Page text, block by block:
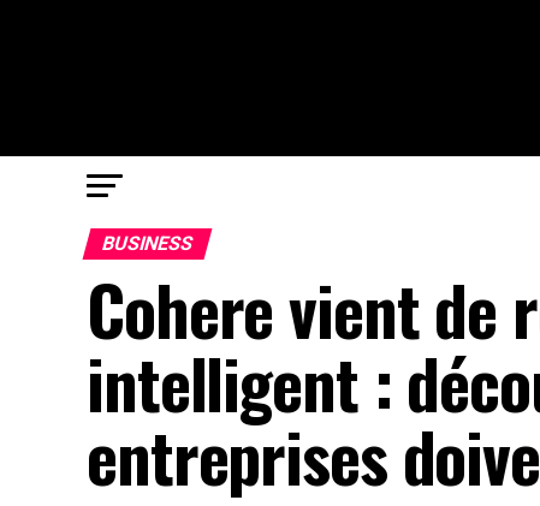
BUSINESS
Cohere vient de
intelligent :
entreprises